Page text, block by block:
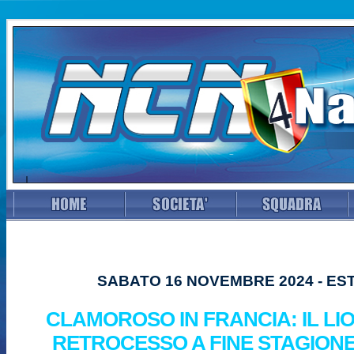
SABATO 16 NOVEMBRE 2024 -
CLAMOROSO IN FRANCIA: IL
RETROCESSO A FINE